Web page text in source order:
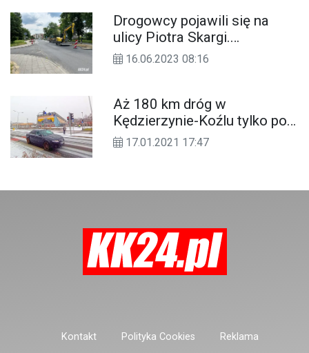
Drogowcy pojawili się na
ulicy Piotra Skargi.
Rozpoczął się długo
16.06.2023 08:16
Aż 180 km dróg w
Kędzierzynie-Koźlu tylko pod
zarządem miasta. Trwa akcja
17.01.2021 17:47
Kontakt Polityka Cookies Reklama